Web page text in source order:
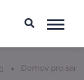
Domov pro